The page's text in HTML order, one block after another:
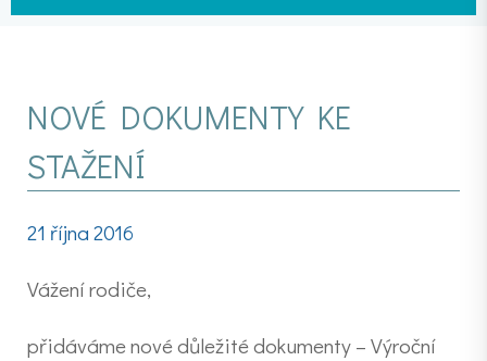
NOVÉ DOKUMENTY KE
STAŽENÍ
21 října 2016
Vážení rodiče,
přidáváme nové důležité dokumenty – Výroční